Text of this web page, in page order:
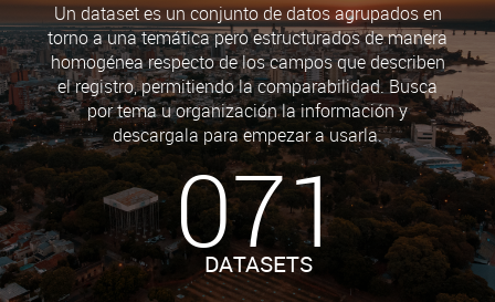
Un dataset es un conjunto de datos agrupados en
torno a una temática pero estructurados de manera
homogénea respecto de los campos que describen
el registro, permitiendo la comparabilidad. Busca
por tema u organización la información y
descargala para empezar a usarla.
071
DATASETS